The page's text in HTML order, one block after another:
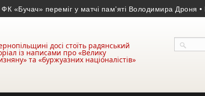
переміг у матчі пам’яті Володимира Дроня • На 44-
досі стоїть радянський
із написами про «Велику
та «буржуазних націоналістів»